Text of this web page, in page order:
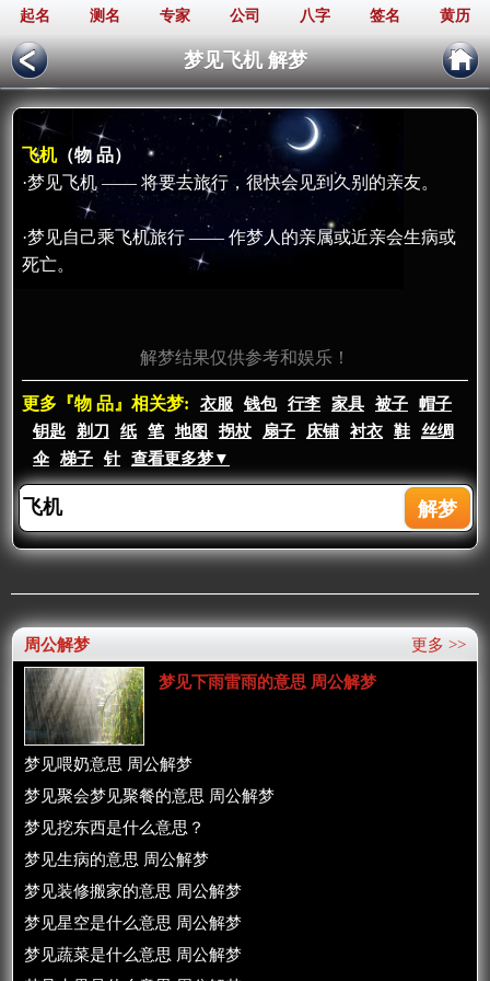
起名 测名 专家 公司 八字 签名 黄历
梦见飞机 解梦
飞机（物 品）
·梦见飞机 —— 将要去旅行，很快会见到久别的亲友。
·梦见自己乘飞机旅行 —— 作梦人的亲属或近亲会生病或
死亡。
解梦结果仅供参考和娱乐！
更多『物 品』相关梦: 衣服 钱包 行李 家具 被子
帽子
钥匙
剃刀 纸 笔 地图 拐杖 扇子 床铺 衬衣 鞋
丝绸
伞
梯子 针 查看更多梦▼
更多 >>
周公解梦
梦见下雨雷雨的意思 周公解梦
梦见喂奶意思 周公解梦
梦见聚会梦见聚餐的意思 周公解梦
梦见挖东西是什么意思？
梦见生病的意思 周公解梦
梦见装修搬家的意思 周公解梦
梦见星空是什么意思 周公解梦
梦见蔬菜是什么意思 周公解梦